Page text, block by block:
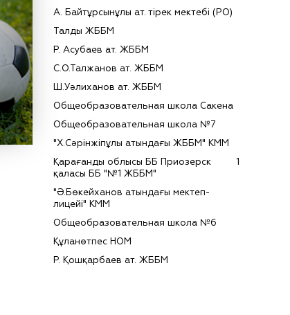
А. Байтұрсынұлы ат. тірек мектебі (РО)
Талды ЖББМ
Р. Асубаев ат. ЖББМ
С.О.Талжанов ат. ЖББМ
Ш.Уәлиханов ат. ЖББМ
Общеобразовательная школа Сакена
Общеобразовательная школа №7
"Х.Сәрінжіпұлы атындағы ЖББМ" КММ
Қарағанды облысы ББ Приозерск
қаласы ББ "№1 ЖББМ"
10
"Ә.Бөкейханов атындағы мектеп-
лицейі" КММ
Общеобразовательная школа №6
Құланөтпес НОМ
Р. Қошқарбаев ат. ЖББМ